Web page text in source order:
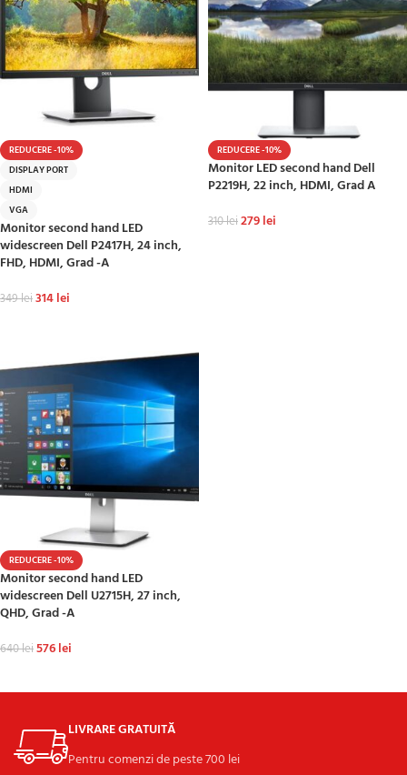
REDUCERE -10%
DISPLAY PORT
HDMI
VGA
Monitor second hand LED
widescreen Dell P2417H, 24 inch,
FHD, HDMI, Grad -A
349lei314lei
REDUCERE -10%
Monitor LED second hand Dell
P2219H, 22 inch, HDMI, Grad A
310lei279lei
REDUCERE -10%
Monitor second hand LED
widescreen Dell U2715H, 27 inch,
QHD, Grad -A
640lei576lei
LIVRARE GRATUITĂ
Pentru comenzi de peste 700 lei